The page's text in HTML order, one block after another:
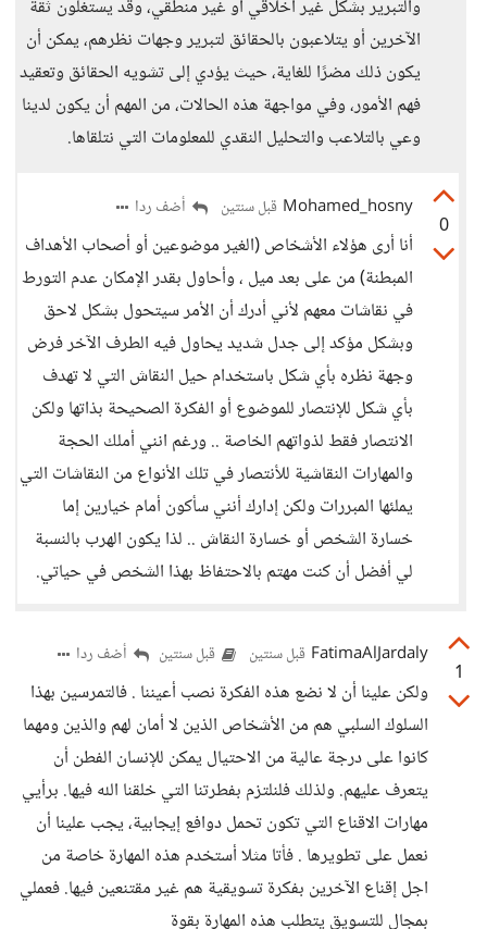
والتبرير بشكل غير أخلاقي أو غير منطقي، وقد يستغلون ثقة
الآخرين أو يتلاعبون بالحقائق لتبرير وجهات نظرهم، يمكن أن
يكون ذلك مضرًا للغاية، حيث يؤدي إلى تشويه الحقائق وتعقيد
فهم الأمور، وفي مواجهة هذه الحالات، من المهم أن يكون لدينا
وعي بالتلاعب والتحليل النقدي للمعلومات التي نتلقاها.
0
Mohamed_hosny قبل سنتين أضف ردا
أنا أرى هؤلاء الأشخاص (الغير موضوعين أو أصحاب الأهداف
المبطنة) من على بعد ميل ، وأحاول بقدر الإمكان عدم التورط
في نقاشات معهم لأني أدرك أن الأمر سيتحول بشكل لاحق
وبشكل مؤكد إلى جدل شديد يحاول فيه الطرف الآخر فرض
وجهة نظره بأي شكل باستخدام حيل النقاش التي لا تهدف
بأي شكل للإنتصار للموضوع أو الفكرة الصحيحة بذاتها ولكن
الانتصار فقط لذواتهم الخاصة .. ورغم انني أملك الحجة
والمهارات النقاشية للأنتصار في تلك الأنواع من النقاشات التي
يملئها المبررات ولكن إدارك أنني سأكون أمام خيارين إما
خسارة الشخص أو خسارة النقاش .. لذا يكون الهرب بالنسبة
لي أفضل أن كنت مهتم بالاحتفاظ بهذا الشخص في حياتي.
1
FatimaAlJardaly قبل سنتين قبل سنتين أضف ردا
ولكن علينا أن لا نضع هذه الفكرة نصب أعيننا . فالتمرسين بهذا
السلوك السلبي هم من الأشخاص الذين لا أمان لهم والذين ومهما
كانوا على درجة عالية من الاحتيال يمكن للإنسان الفطن أن
يتعرف عليهم. ولذلك فلنلتزم بفطرتنا التي خلقنا الله فيها. برأيي
مهارات الاقناع التي تكون تحمل دوافع إيجابية، يجب علينا أن
نعمل على تطويرها . فأتا مثلا أستخدم هذه المهارة خاصة من
اجل إقناع الآخرين بفكرة تسويقية هم غير مقتنعين فيها. فعملي
بمجال للتسويق يتطلب هذه المهارة بقوة